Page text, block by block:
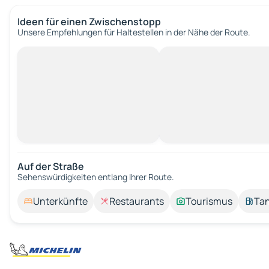
Ideen für einen Zwischenstopp
Unsere Empfehlungen für Haltestellen in der Nähe der Route.
Auf der Straße
Sehenswürdigkeiten entlang Ihrer Route.
Unterkünfte Restaurants Tourismus